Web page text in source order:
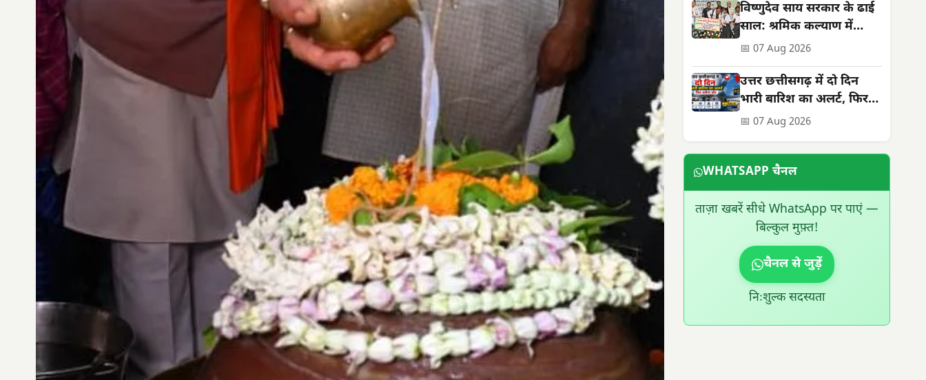
विष्णुदेव साय सरकार के ढाई
साल: श्रमिक कल्याण में
ऐतिहासिक उपलब्धियां
📅 07 Aug 2026
उत्तर छत्तीसगढ़ में दो दिन
भारी बारिश का अलर्ट, फिर
थमेगा जोर
📅 07 Aug 2026
WHATSAPP चैनल
ताज़ा खबरें सीधे WhatsApp पर पाएं —
बिल्कुल मुफ़्त!
चैनल से जुड़ें
निःशुल्क सदस्यता